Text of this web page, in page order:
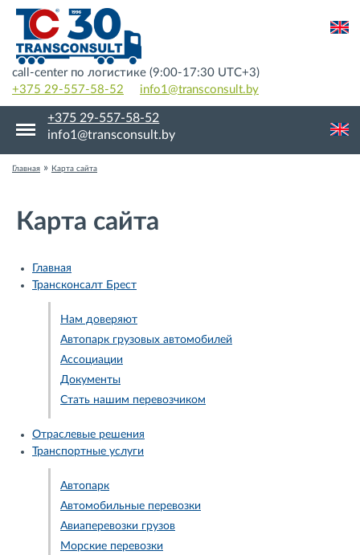
call-center по логистике (9:00-17:30 UTC+3)
+375 29-557-58-52
info1@transconsult.by
+375 29-557-58-52
info1@transconsult.by
Главная » Карта сайта
Карта сайта
Главная
Трансконсалт Брест
Нам доверяют
Автопарк грузовых автомобилей
Ассоциации
Документы
Стать нашим перевозчиком
Отраслевые решения
Транспортные услуги
Автопарк
Автомобильные перевозки
Авиаперевозки грузов
Морские перевозки